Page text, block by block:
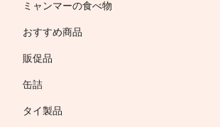
ミャンマーの食べ物
おすすめ商品
販促品
缶詰
タイ製品